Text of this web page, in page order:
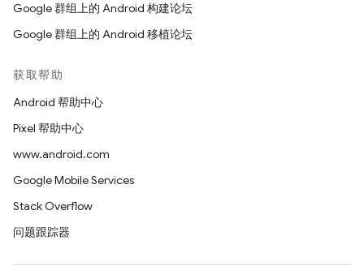
Google 群组上的 Android 构建论坛
Google 群组上的 Android 移植论坛
获取帮助
Android 帮助中心
Pixel 帮助中心
www.android.com
Google Mobile Services
Stack Overflow
问题跟踪器